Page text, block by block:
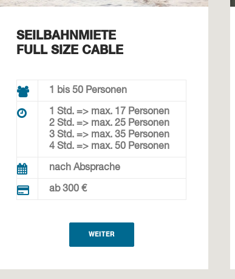
SEILBAHNMIETE
FULL SIZE CABLE
1 bis 50 Personen
1 Std. => max. 17 Personen
2 Std. => max. 25 Personen
3 Std. => max. 35 Personen
4 Std. => max. 50 Personen
nach Absprache
ab 300 €
WEITER